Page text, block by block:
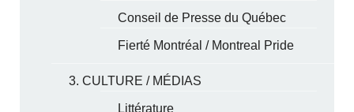
Conseil de Presse du Québec
Fierté Montréal / Montreal Pride
3. CULTURE / MÉDIAS
Littérature